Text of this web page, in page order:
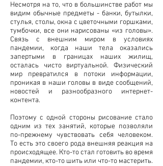
Несмотря на то, что в большинстве работ мы
видим обычные предметы - банки, бутылки,
стулья, столы, окна с цветочными горшками,
тумбочки, все они нарисованы «из головы».
Связь с внешним миром в условиях
пандемии, когда наши тела оказались
запертыми в границах наших жилищ,
осталась чисто виртуальной. Физический
мир превратился в потоки информации,
проникая в наши головы в виде сообщений,
новостей и разнообразного интернет-
контента.
Поэтому с одной стороны рисование стало
одним из тех занятий, которые позволяли
по-прежнему чувствовать себя человеком.
То есть это своего рода внешняя реакция на
происходящее. Кто-то стал готовить во время
пандемии, кто-то шить или что-то мастерить.